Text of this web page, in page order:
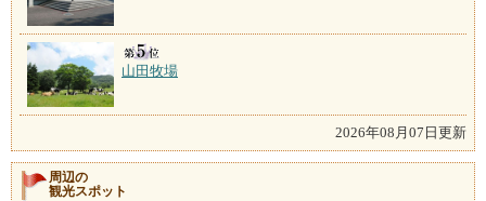
山田牧場
2026年08月07日更新
周辺の
観光スポット